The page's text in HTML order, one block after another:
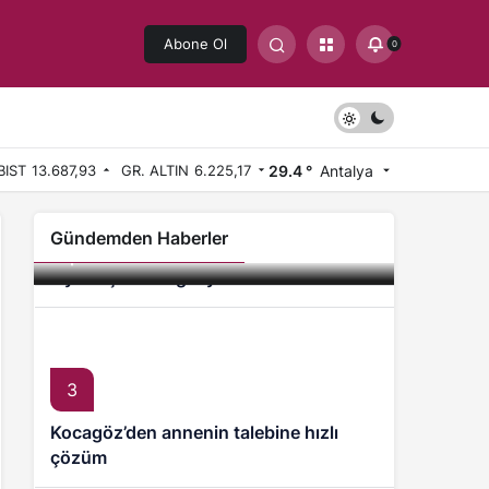
Abone Ol 0
13.687,93 GR. ALTIN 6.225,17 29.4 ° Antalya
Gündemden Haberler
Antalya Kurşunlu Kent Mezarlığı’nda
Antalya Oyuncak Müzesi 7’den 70’e
ziyaretçilerini ağırlıyor
3
Kocagöz’den annenin talebine hızlı
çözüm